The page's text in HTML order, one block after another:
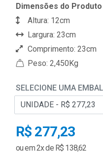
Dimensões do Produto
Altura: 12cm
Largura: 23cm
Comprimento: 23cm
Peso: 2,450Kg
SELECIONE UMA
R$ 277,23
ou em 2x de R$ 138,62